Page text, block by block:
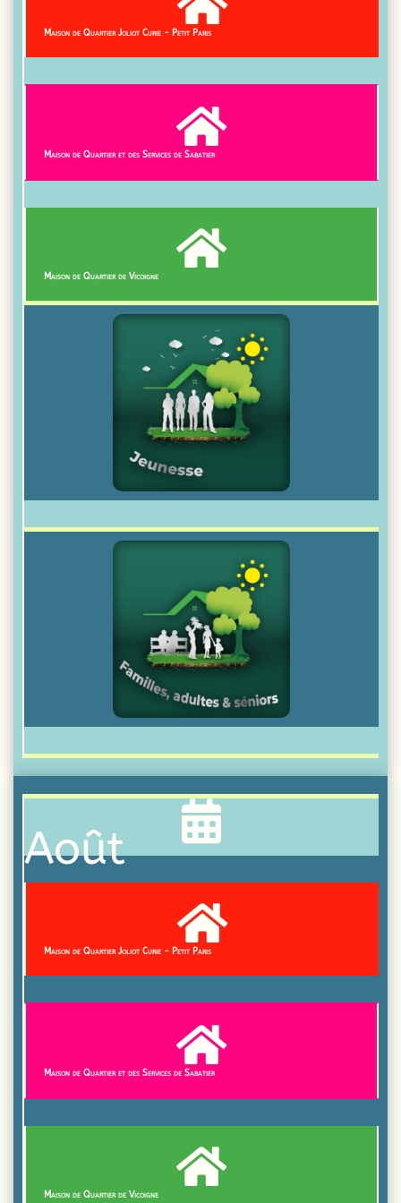
Maison de Quartier Joliot Curie - Petit Paris

Maison de Quartier et des Services de Sabatier

Maison de Quartier de Vicoigne

Août

Maison de Quartier Joliot Curie - Petit Paris

Maison de Quartier et des Services de Sabatier

Maison de Quartier de Vicoigne